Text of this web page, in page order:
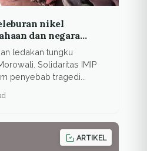
nikel
dan negara
ledakan tungku
Solidaritas IMIP
penyebab tragedi...
ARTIKEL